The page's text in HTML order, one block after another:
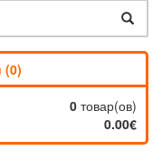
(0)
0 товар(ов)
0.00€